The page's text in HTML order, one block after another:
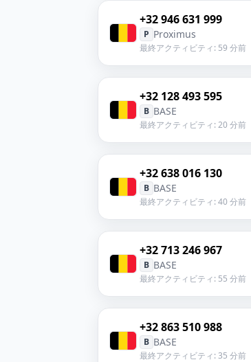
+32 946 631 999
P Proximus
最終アクティビティ: 59 分前
+32 128 493 595
B BASE
最終アクティビティ: 20 分前
+32 638 016 130
B BASE
最終アクティビティ: 40 分前
+32 713 246 967
B BASE
最終アクティビティ: 55 分前
+32 863 510 988
B BASE
最終アクティビティ: 35 分前